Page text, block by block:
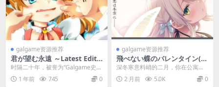
galgame资源推荐
君が望む永遠 ～Latest Editi
on～ 你所期望的永远 重制版
时隔二十年，被誉为“Galgame史上
最虐心三角恋”的经典神作——《你
所期望的永...
1 年前 745 0
galgame资源推荐
飛べない蝶のバレンタイン(无
法飞翔的蝴蝶的情人节) The
Unflyable Butterfly’s Valen
tine PC/Ty模拟器版 奇幻校园
深冬寒意料峭的二月，你在公寓庭
院捡到一只翅膀蜷曲、无法振翅的
琉璃色蝴蝶——替它取...
2 月前 5.0K 0